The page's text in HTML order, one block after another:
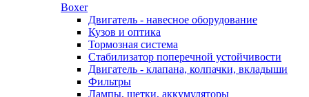
Boxer
Двигатель - навесное оборудование
Кузов и оптика
Тормозная система
Стабилизатор поперечной устойчивости
Двигатель - клапана, колпачки, вкладыши
Фильтры
Лампы, щетки, аккумуляторы